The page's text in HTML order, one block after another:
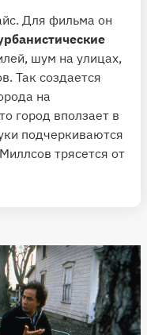
Для фильма он
шум на улицах,
Так создается
на
город вползает в
подчеркиваются
трясется от